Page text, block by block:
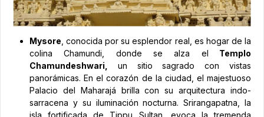
Mysore , conocida por su esplendor real, es hogar de la
colina Chamundi, donde se alza el Templo
Chamundeshwari,
un sitio sagrado con vistas
panorámicas. En el corazón de la ciudad, el majestuoso
Palacio del Maharajá brilla con su arquitectura indo-
sarracena y su iluminación nocturna. Srirangapatna, la
isla fortificada de Tippu Sultan, evoca la tremenda